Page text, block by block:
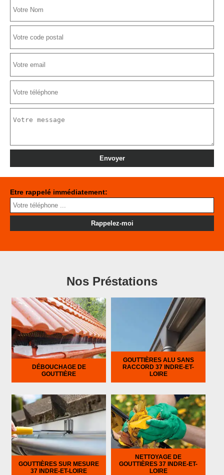
Etre rappelé immédiatement:
Nos Préstations
DÉBOUCHAGE DE
GOUTTIÈRE
GOUTTIÈRES ALU SANS
RACCORD 37 INDRE-ET-
LOIRE
GOUTTIÈRES SUR MESURE
37 INDRE-ET-LOIRE
NETTOYAGE DE
GOUTTIÈRES 37 INDRE-ET-
LOIRE